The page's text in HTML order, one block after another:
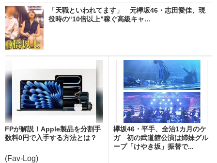
「天職といわれてます」 元欅坂46・志田愛佳、現
役時の“10倍以上”稼ぐ高級キャ...
FPが解説！Apple製品を分割手
数料0円で入手する方法とは？
(Fav-Log)
欅坂46・平手、全治1カ月のケ
ガ 初の武道館公演は姉妹グル
ープ「けやき坂」振替で...